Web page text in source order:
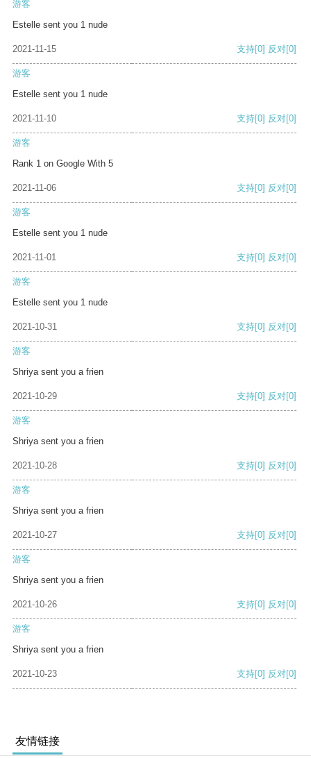
游客
Estelle sent you 1 nude
2021-11-15 支持[0] 反对[0]
游客
Estelle sent you 1 nude
2021-11-10 支持[0] 反对[0]
游客
Rank 1 on Google With 5
2021-11-06 支持[0] 反对[0]
游客
Estelle sent you 1 nude
2021-11-01 支持[0] 反对[0]
游客
Estelle sent you 1 nude
2021-10-31 支持[0] 反对[0]
游客
Shriya sent you a frien
2021-10-29 支持[0] 反对[0]
游客
Shriya sent you a frien
2021-10-28 支持[0] 反对[0]
游客
Shriya sent you a frien
2021-10-27 支持[0] 反对[0]
游客
Shriya sent you a frien
2021-10-26 支持[0] 反对[0]
游客
Shriya sent you a frien
2021-10-23 支持[0] 反对[0]
友情链接